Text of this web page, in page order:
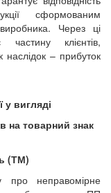
сформованим
Через ці
клієнтів,
наслідок – прибуток
у вигляді
на товарний знак
(ТМ)
неправомірне